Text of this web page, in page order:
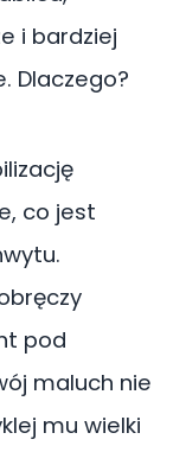
i bardziej
Dlaczego?
co jest
pod
maluch nie
mu wielki